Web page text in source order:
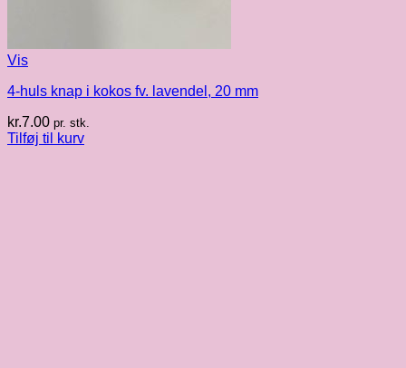
Vis
4-huls knap i kokos fv. lavendel, 20 mm
kr.7.00 pr. stk.
Tilføj til kurv